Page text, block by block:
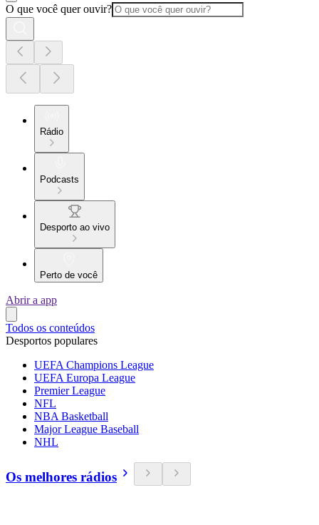
O que você quer ouvir?
Rádio
Podcasts
Desporto ao vivo
Perto de você
Abrir a app
Todos os conteúdos
Desportos populares
UEFA Champions League
UEFA Europa League
Premier League
NFL
NBA Basketball
Major League Baseball
NHL
Os melhores rádios